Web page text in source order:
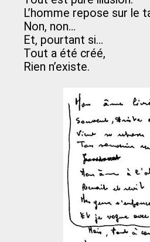
L’homme repose sur le
Non, non…
Et, pourtant si…
Tout a été créé,
Rien n’existe.